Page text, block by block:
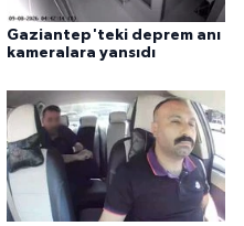
Gaziantep'teki deprem anı
kameralara yansıdı